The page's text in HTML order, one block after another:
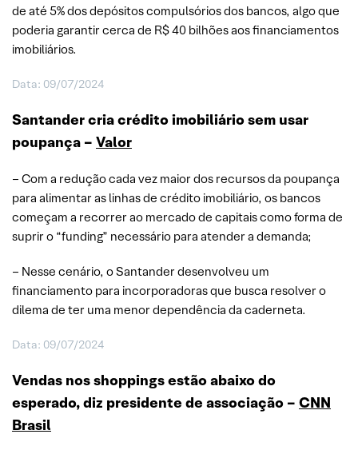
de até 5% dos depósitos compulsórios dos bancos, algo que
poderia garantir cerca de R$ 40 bilhões aos financiamentos
imobiliários.
Data: 09/07/2024
Santander cria crédito imobiliário sem usar
poupança – Valor
– Com a redução cada vez maior dos recursos da poupança
para alimentar as linhas de crédito imobiliário, os bancos
começam a recorrer ao mercado de capitais como forma de
suprir o “funding” necessário para atender a demanda;
– Nesse cenário, o Santander desenvolveu um
financiamento para incorporadoras que busca resolver o
dilema de ter uma menor dependência da caderneta.
Data: 09/07/2024
Vendas nos shoppings estão abaixo do
esperado, diz presidente de associação – CNN
Brasil